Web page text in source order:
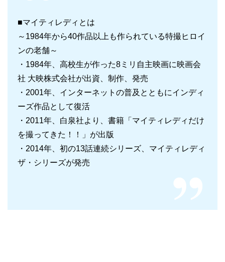
■マイティレディとは
～1984年から40作品以上も作られている特撮ヒロイ
ンの老舗～
・1984年、高校生が作った8ミリ自主映画に映画会
社 大映株式会社が出資、制作、発売
・2001年、インターネットの普及とともにインディ
ーズ作品として復活
・2011年、白泉社より、書籍「マイティレディだけ
を撮ってきた！！」が出版
・2014年、初の13話連続シリーズ、マイティレディ
ザ・シリーズが発売